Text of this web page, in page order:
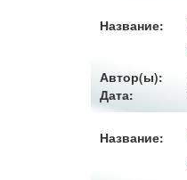
Название:
Автор(ы):
Дата:
Название: